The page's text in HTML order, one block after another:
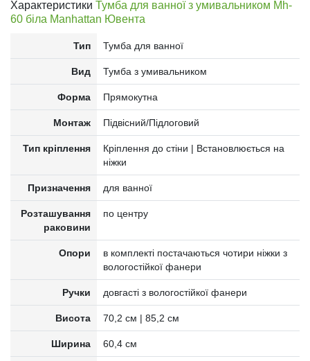
Характеристики Тумба для ванної з умивальником Mh-
60 біла Manhattan Ювента
Тип Тумба для ванної
Вид Тумба з умивальником
Форма Прямокутна
Монтаж Підвісний/Підлоговий
Тип кріплення
Кріплення до стіни | Встановлюється на
ніжки
Призначення для ванної
Розташування
раковини
по центру
Опори
в комплекті постачаються чотири ніжки з
вологостійкої фанери
Ручки довгасті з вологостійкої фанери
Висота 70,2 см | 85,2 см
Ширина 60,4 см